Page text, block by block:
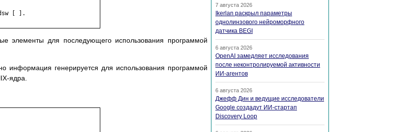
[ ].
элементы для последующего использования программой
информация генерируется для использования программой
ядра.
7 августа 2026
Ikerlan раскрыл параметры
однолинзового нейроморфного
датчика BEGI
6 августа 2026
OpenAI замедляет исследования
после неконтролируемой активности
ИИ-агентов
6 августа 2026
Джефф Дин и ведущие исследователи
Google создадут ИИ-стартап
Discovery Loop